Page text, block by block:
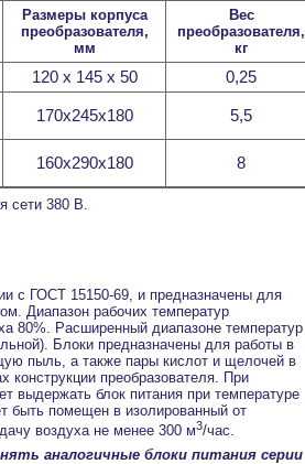
Размеры корпуса
преобразователя,
мм
Вес
преобразователя,
кг
120 х 145 х 50 0,25
170х245х180 5,5
160х290х180 8
сети 380 В.
с ГОСТ 15150-69, и предназначены для
Диапазон рабочих температур
80%. Расширенный диапазоне температур
Блоки предназначены для работы в
пыль, а также пары кислот и щелочей в
преобразователя. При
выдержать блок питания при температуре
быть помещен в изолированный от
воздуха не менее 300 м3/час.
аналогичные блоки питания серии